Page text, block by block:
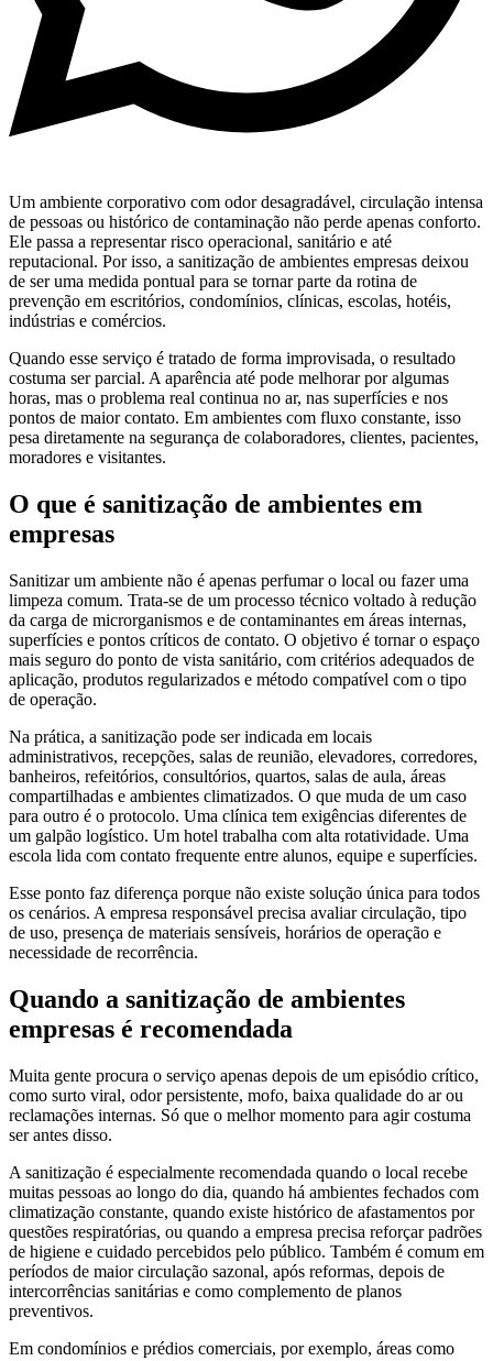
Um ambiente corporativo com odor desagradável, circulação intensa
de pessoas ou histórico de contaminação não perde apenas conforto.
Ele passa a representar risco operacional, sanitário e até
reputacional. Por isso, a sanitização de ambientes empresas deixou
de ser uma medida pontual para se tornar parte da rotina de
prevenção em escritórios, condomínios, clínicas, escolas, hotéis,
indústrias e comércios.
Quando esse serviço é tratado de forma improvisada, o resultado
costuma ser parcial. A aparência até pode melhorar por algumas
horas, mas o problema real continua no ar, nas superfícies e nos
pontos de maior contato. Em ambientes com fluxo constante, isso
pesa diretamente na segurança de colaboradores, clientes, pacientes,
moradores e visitantes.
O que é sanitização de ambientes em
empresas
Sanitizar um ambiente não é apenas perfumar o local ou fazer uma
limpeza comum. Trata-se de um processo técnico voltado à redução
da carga de microrganismos e de contaminantes em áreas internas,
superfícies e pontos críticos de contato. O objetivo é tornar o espaço
mais seguro do ponto de vista sanitário, com critérios adequados de
aplicação, produtos regularizados e método compatível com o tipo
de operação.
Na prática, a sanitização pode ser indicada em locais
administrativos, recepções, salas de reunião, elevadores, corredores,
banheiros, refeitórios, consultórios, quartos, salas de aula, áreas
compartilhadas e ambientes climatizados. O que muda de um caso
para outro é o protocolo. Uma clínica tem exigências diferentes de
um galpão logístico. Um hotel trabalha com alta rotatividade. Uma
escola lida com contato frequente entre alunos, equipe e superfícies.
Esse ponto faz diferença porque não existe solução única para todos
os cenários. A empresa responsável precisa avaliar circulação, tipo
de uso, presença de materiais sensíveis, horários de operação e
necessidade de recorrência.
Quando a sanitização de ambientes
empresas é recomendada
Muita gente procura o serviço apenas depois de um episódio crítico,
como surto viral, odor persistente, mofo, baixa qualidade do ar ou
reclamações internas. Só que o melhor momento para agir costuma
ser antes disso.
A sanitização é especialmente recomendada quando o local recebe
muitas pessoas ao longo do dia, quando há ambientes fechados com
climatização constante, quando existe histórico de afastamentos por
questões respiratórias, ou quando a empresa precisa reforçar padrões
de higiene e cuidado percebidos pelo público. Também é comum em
períodos de maior circulação sazonal, após reformas, depois de
intercorrências sanitárias e como complemento de planos
preventivos.
Em condomínios e prédios comerciais, por exemplo, áreas como